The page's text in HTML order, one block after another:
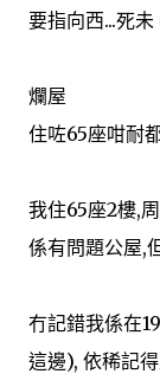
要指向西...死
爛屋
住咗65座咁耐
我住65座2樓,
係有問題公屋,
冇記錯我係在
這邊), 依稀記